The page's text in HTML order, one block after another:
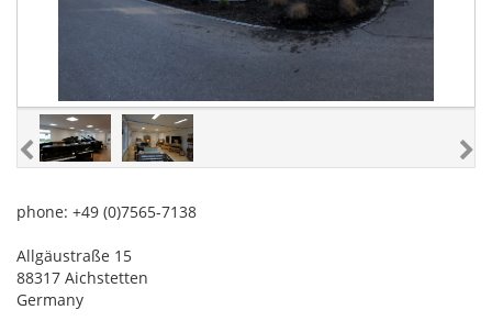
phone: +49 (0)7565-7138
Allgäustraße 15
88317 Aichstetten
Germany